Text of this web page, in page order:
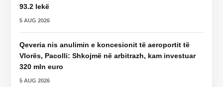
93.2 lekë
5 AUG 2026
Qeveria nis anulimin e koncesionit të aeroportit të
Vlorës, Pacolli: Shkojmë në arbitrazh, kam investuar
320 mln euro
5 AUG 2026